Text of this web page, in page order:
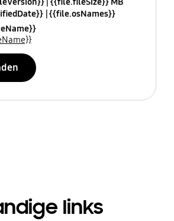
{{file.osNames}}
links